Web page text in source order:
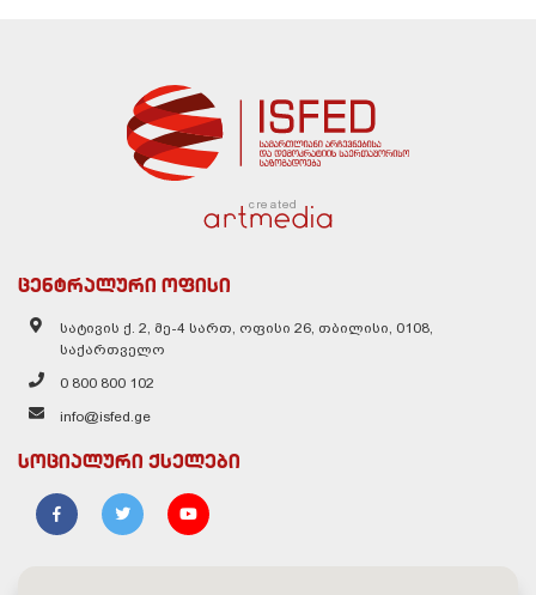
created
ცენტრალური ოფისი
სატივის ქ. 2, მე-4 სართ, ოფისი 26, თბილისი, 0108,
საქართველო
0 800 800 102
info@isfed.ge
სოციალური ქსელები